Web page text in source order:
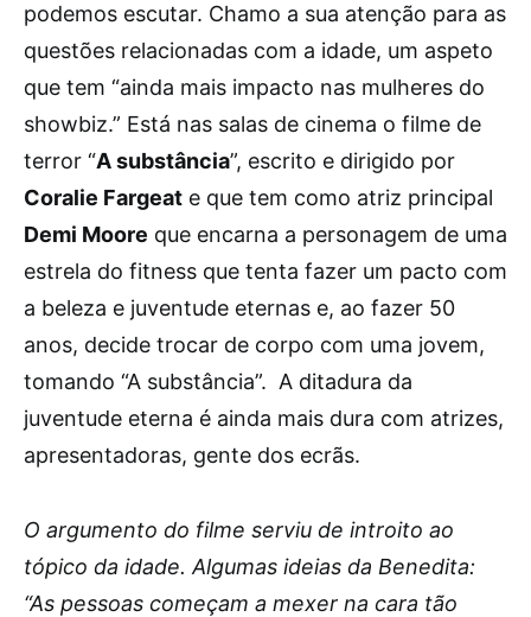
podemos escutar. Chamo a sua atenção para as
questões relacionadas com a idade, um aspeto
que tem “ainda mais impacto nas mulheres do
showbiz.” Está nas salas de cinema o filme de
terror “A substância”, escrito e dirigido por
Coralie Fargeat e que tem como atriz principal
Demi Moore que encarna a personagem de uma
estrela do fitness que tenta fazer um pacto com
a beleza e juventude eternas e, ao fazer 50
anos, decide trocar de corpo com uma jovem,
tomando “A substância”. A ditadura da
juventude eterna é ainda mais dura com atrizes,
apresentadoras, gente dos ecrãs.
O argumento do filme serviu de introito ao
tópico da idade. Algumas ideias da Benedita:
“As pessoas começam a mexer na cara tão